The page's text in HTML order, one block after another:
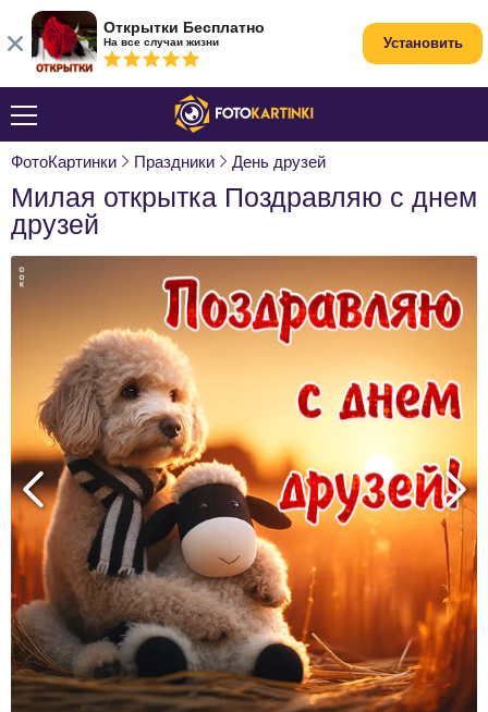
ФотоКартинки Праздники День друзей
Милая открытка Поздравляю с днем
друзей
Открытки Бесплатно
На все случаи жизни Установить